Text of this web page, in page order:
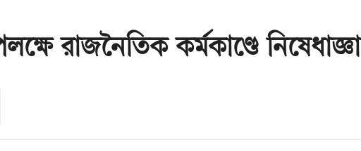
রাজনৈতিক কর্মকাণ্ডে নিষেধাজ্ঞা